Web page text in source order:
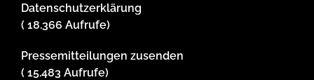
Datenschutzerklärung
( 18.366 Aufrufe)
Pressemitteilungen zusenden
( 15.483 Aufrufe)